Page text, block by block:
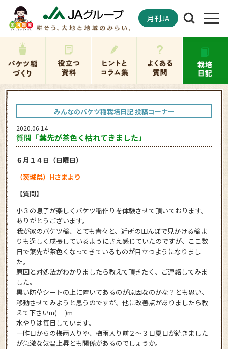
月刊JA
みんなのバケツ稲栽培日記 投稿コーナー
2020.06.14
質問「葉先が茶色く枯れてきました」
６月１４日（日曜日）
（茨城県）Hさまより
【質問】
小３の息子が楽しくバケツ稲作りを体験させて頂いております。
ありがとうございます。
我が家のバケツ稲、とても青々と、近所の田んぼで見かける稲よ
りも逞しく成長しているようにさえ感じていたのですが、ここ数
日で葉先が茶色くなってきているものが目立つようになりまし
た。
原因と対処法がわかりましたら教えて頂きたく、ご連絡してみま
した。
黒い防草シートの上に置いてあるのが原因なのかな？とも思い、
移動させてみようと思うのですが、他に改善点がありましたら教
えて下さいm(_ _)m
水やりは毎日しています。
一昨日からの梅雨入りや、梅雨入り前２～３日夏日が続きました
が急激な気温上昇とも関係があるのでしょうか。